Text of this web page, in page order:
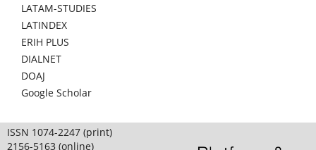
LATAM-STUDIES
LATINDEX
ERIH PLUS
DIALNET
DOAJ
Google Scholar
ISSN 1074-2247 (print)
2156-5163 (online)